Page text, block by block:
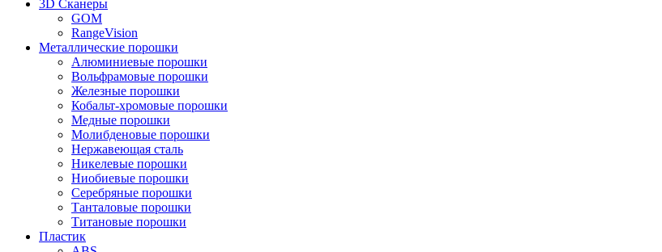
3D Сканеры
GOM
RangeVision
Металлические порошки
Алюминиевые порошки
Вольфрамовые порошки
Железные порошки
Кобальт-хромовые порошки
Медные порошки
Молибденовые порошки
Нержавеющая сталь
Никелевые порошки
Ниобиевые порошки
Серебряные порошки
Танталовые порошки
Титановые порошки
Пластик